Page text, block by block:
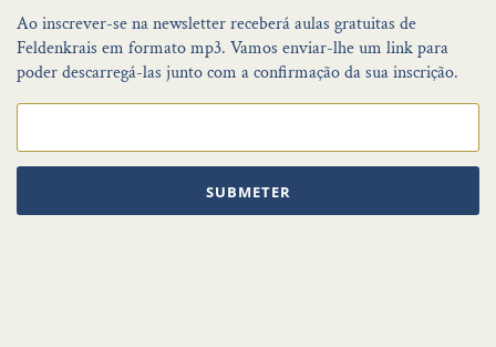
Ao inscrever-se na newsletter receberá aulas gratuitas de
Feldenkrais em formato mp3. Vamos enviar-lhe um link para
poder descarregá-las junto com a confirmação da sua inscrição.
SUBMETER